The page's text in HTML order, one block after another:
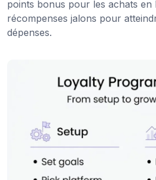
points bonus pour les achats en
récompenses jalons pour
dépenses.